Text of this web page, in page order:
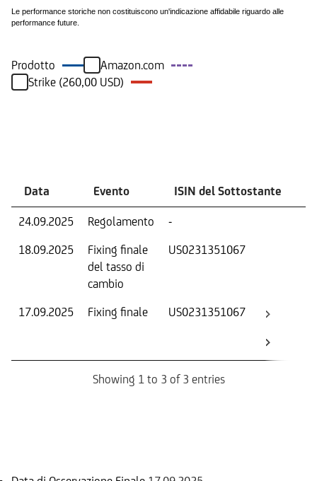
Le performance storiche non costituiscono un'indicazione affidabile riguardo alle
performance future.
Prodotto
Amazon.com
Strike (260,00 USD)
Data Evento ISIN del Sottostante
24.09.2025 Regolamento -
18.09.2025
Fixing finale
del tasso di
cambio
US0231351067
17.09.2025 Fixing finale US0231351067
Showing 1 to 3 of 3 entries